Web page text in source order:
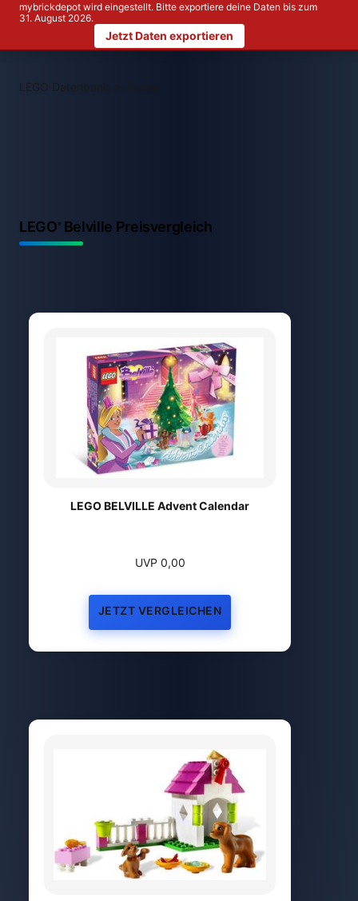
mybrickdepot wird eingestellt. Bitte exportiere deine Daten bis zum
31. August 2026.
Jetzt Daten exportieren
LEGO Datenbank
LEGO® Belville Preisvergleich
LEGO BELVILLE Advent Calendar
UVP 0,00
JETZT VERGLEICHEN